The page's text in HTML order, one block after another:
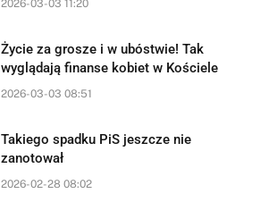
2026-03-03 11:20
Życie za grosze i w ubóstwie! Tak
wyglądają finanse kobiet w Kościele
2026-03-03 08:51
Takiego spadku PiS jeszcze nie
zanotował
2026-02-28 08:02